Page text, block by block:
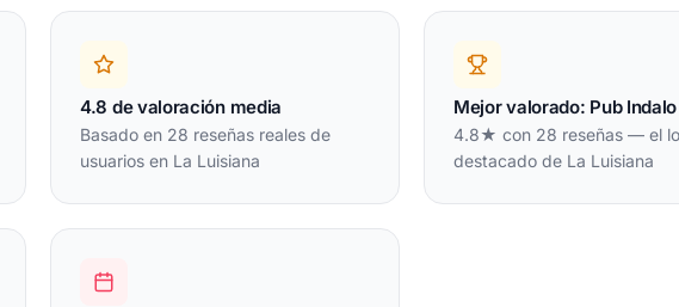
4.8 de valoración media
Basado en 28 reseñas reales de
usuarios en La Luisiana
Mejor valorado: Pub Indalo
4.8★ con 28 reseñas — el
destacado de La Luisiana